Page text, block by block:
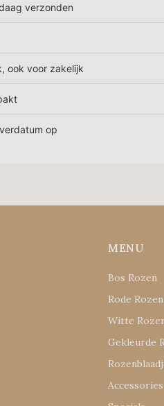
verzonden
ook voor zakelijk
op
MENU
Bos Rozen
Rode Rozen
Witte
Gekleurde